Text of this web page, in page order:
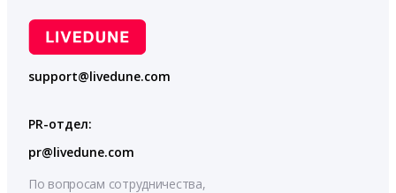
support@livedune.com
PR-отдел:
pr@livedune.com
По вопросам сотрудничества,